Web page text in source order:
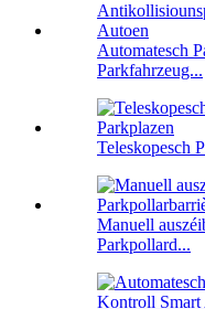
Automatesch
Parkfahrzeug...
Teleskopesch
Manuell
Parkpollard...